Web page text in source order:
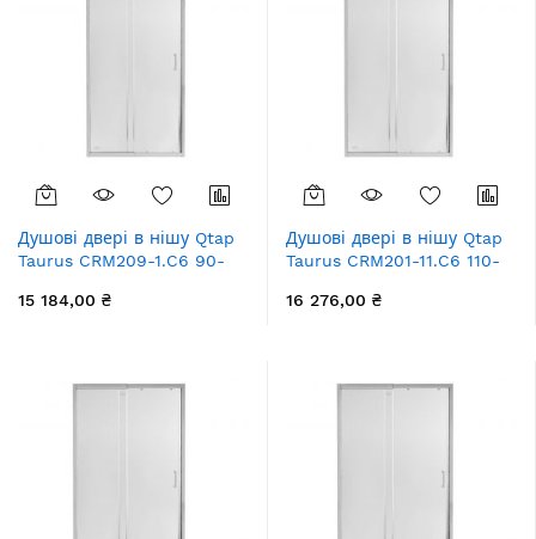
Душові двері в нішу Qtap
Taurus CRM209-1.C6 90-
мм, покриття CalcLess
15 184,00 ₴
Душові двері в нішу Qtap
Taurus CRM201-11.C6 110-
мм, покриття CalcLess
16 276,00 ₴